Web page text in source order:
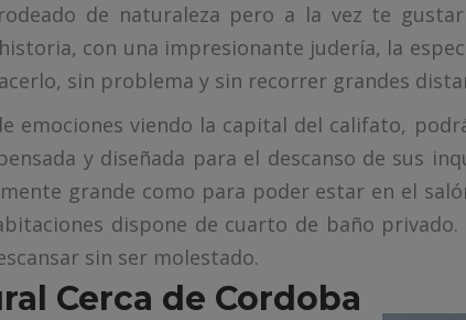
de naturaleza pero a la vez te
con una impresionante judería, la
sin problema y sin recorrer grandes
emociones viendo la capital del califato,
y diseñada para el descanso de sus
grande como para poder estar en el
dispone de cuarto de baño
sin ser molestado.
Cerca de Cordoba